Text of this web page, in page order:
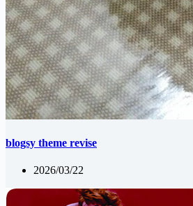
blogsy theme revise
2026/03/22